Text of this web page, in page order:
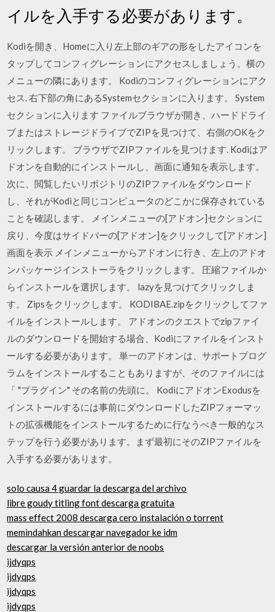
イルを入手する必要があります。
Kodiを開き、Homeに入り左上部のギアの形をしたアイコンを
タップしてコンフィグレーションにアクセスしましょう。横の
メニューの隣にあります。 Kodiのコンフィグレーションにアク
セス. 右下部の角にあるSystemセクションに入ります。 System
セクションに入ります ファイルブラウザが開き、ハードドライ
ブまたはストレージドライブでZIPを見つけて、右側のOKをク
リックします。 ブラウザでZIPファイルを見つけます. Kodiはア
ドオンを自動的にインストールし、画面に通知を表示します。
次に、閲覧したいリポジトリのZIPファイルをダウンロード
し、それがKodiと同じコンピュータのどこかに保存されている
ことを確認します。 メインメニューの[アドオン]セクションに
戻り、今度はサイドバーの[アドオン]をクリックして[アドオン]
画面を表示 メインメニューからアドオンに行き、左上のアドオ
ンパッケージインストーラをクリックします。 圧縮ファイルか
らインストールを選択します。 lazyを見つけてクリックしま
す。 Zipsをクリックします。 KODIBAE.zipをクリックしてファ
イルをインストールします。 アドオンのクエストでzipファイ
ルのダウンロードを開始する場合、Kodiにファイルをインスト
ールする必要があります。 単一のアドオンは、サポートプログ
ラムをインストールすることもありますが、そのファイルには
「 "プラグイン" その名前の先頭に。 KodiにアドオンExodusを
インストールするには事前にダウンロードしたZIPフォーマッ
トの拡張機能をインストールするために行なうべき一般的なス
テップを行う必要があります。まず最初にそのZIPファイルを
入手する必要があります。
solo causa 4 guardar la descarga del archivo
libre goudy titling font descarga gratuita
mass effect 2008 descarga cero instalación o torrent
memindahkan descargar navegador ke idm
descargar la versión anterior de noobs
ijdyqps
ijdyqps
ijdyqps
ijdyqps